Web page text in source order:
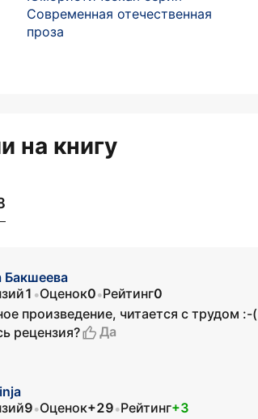
Современная отечественная
проза
на книгу
Бакшеева
1 •Оценок0•Рейтинг0
произведение, читается с трудом :-(
рецензия?
Да
9•Оценок+29•Рейтинг+3